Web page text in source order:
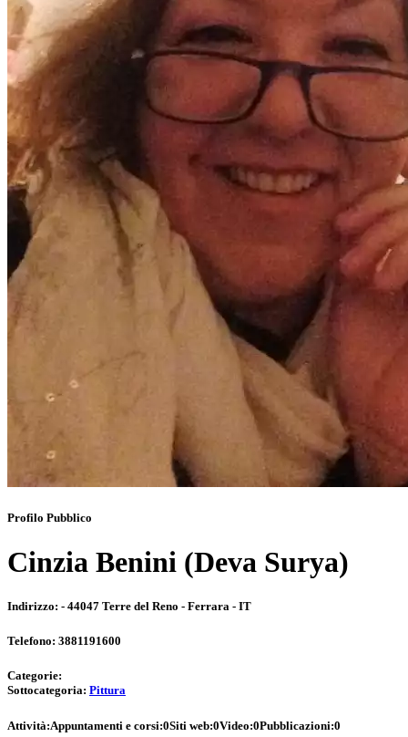
Profilo Pubblico
Cinzia Benini (Deva Surya)
Indirizzo: - 44047 Terre del Reno - Ferrara - IT
Telefono: 3881191600
Categorie:
Sottocategoria: Pittura
Attività:Appuntamenti e corsi:0Siti web:0Video:0Pubblicazioni:0